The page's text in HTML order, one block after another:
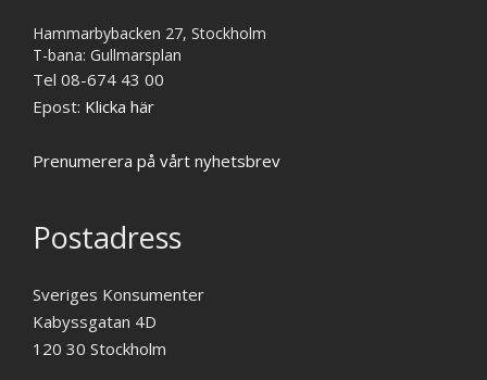
Hammarbybacken 27, Stockholm
T-bana: Gullmarsplan
Tel 08-674 43 00
Epost: Klicka här
Prenumerera på vårt nyhetsbrev
Postadress
Sveriges Konsumenter
Kabyssgatan 4D
120 30 Stockholm